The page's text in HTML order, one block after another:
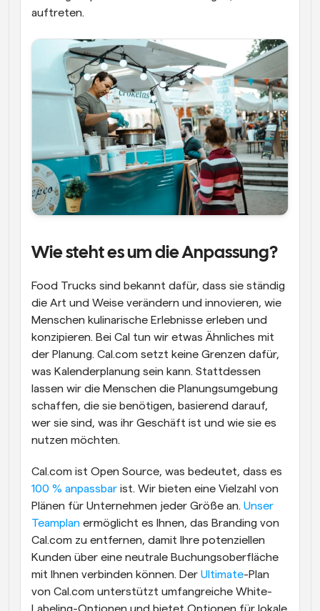
auftreten.
Wie steht es um die Anpassung?
Food Trucks sind bekannt dafür, dass sie ständig
die Art und Weise verändern und innovieren, wie
Menschen kulinarische Erlebnisse erleben und
konzipieren. Bei Cal tun wir etwas Ähnliches mit
der Planung. Cal.com setzt keine Grenzen dafür,
was Kalenderplanung sein kann. Stattdessen
lassen wir die Menschen die Planungsumgebung
schaffen, die sie benötigen, basierend darauf,
wer sie sind, was ihr Geschäft ist und wie sie es
nutzen möchten.
100 % anpassbar ist. Wir bieten eine Vielzahl von
Plänen für Unternehmen jeder Größe an. Unser
Teamplan ermöglicht es Ihnen, das Branding von
Cal.com zu entfernen, damit Ihre potenziellen
Kunden über eine neutrale Buchungsoberfläche
mit Ihnen verbinden können. Der Ultimate-Plan
von Cal.com unterstützt umfangreiche White-